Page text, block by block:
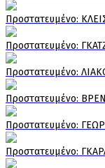
Πρoστατευμένο:
Πρoστατευμένο:
Πρoστατευμένο:
Πρoστατευμένο:
Πρoστατευμένο:
Πρoστατευμένο: